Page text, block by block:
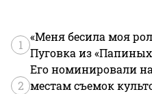
1
«Меня бесила моя
Пуговка из
2
Его номинировали
местам съемок